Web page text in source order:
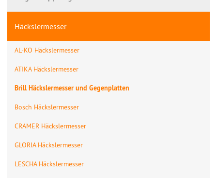
Häckslermesser
AL-KO Häckslermesser
ATIKA Häckslermesser
Brill Häckslermesser und Gegenplatten
Bosch Häckslermesser
CRAMER Häckslermesser
GLORIA Häckslermesser
LESCHA Häckslermesser